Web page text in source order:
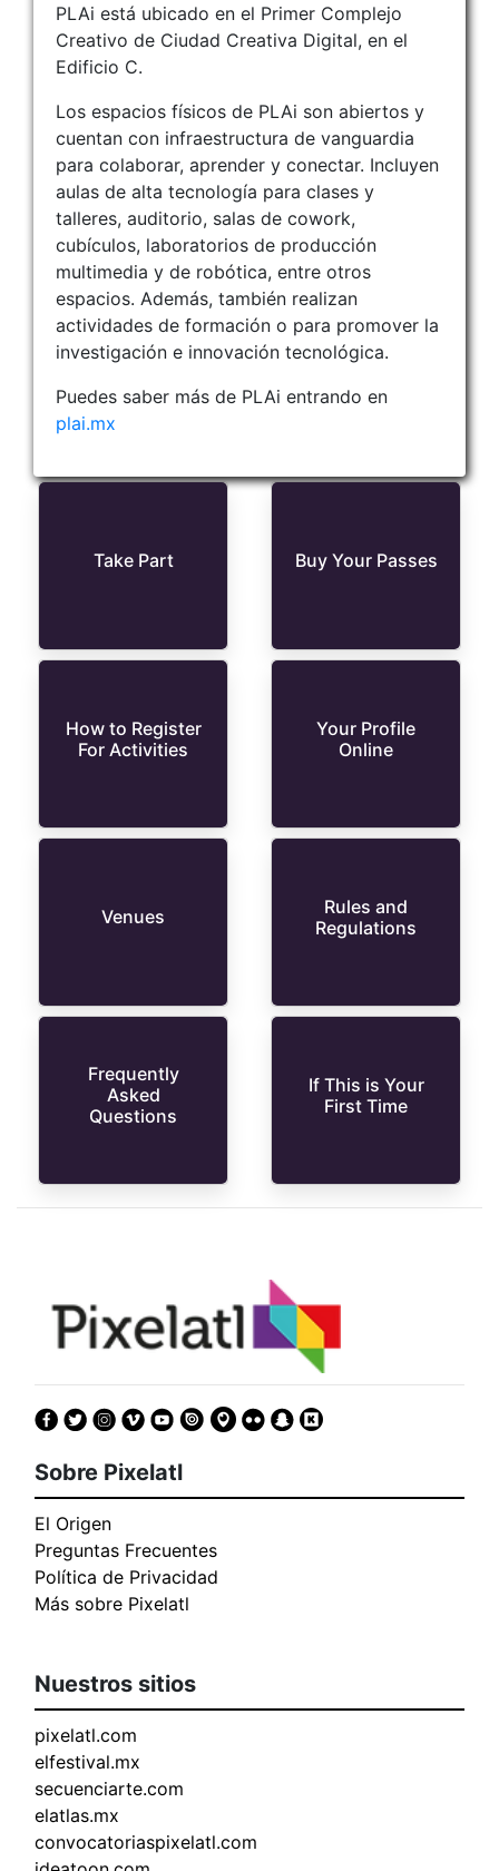
PLAi está ubicado en el Primer Complejo
Creativo de Ciudad Creativa Digital, en el
Edificio C.
Los espacios físicos de PLAi son abiertos y
cuentan con infraestructura de vanguardia
para colaborar, aprender y conectar. Incluyen
aulas de alta tecnología para clases y
talleres, auditorio, salas de cowork,
cubículos, laboratorios de producción
multimedia y de robótica, entre otros
espacios. Además, también realizan
actividades de formación o para promover la
investigación e innovación tecnológica.
Puedes saber más de PLAi entrando en
plai.mx
Take Part Buy Your Passes
How to Register
For Activities
Your Profile
Online
Venues
Rules and
Regulations
Frequently
Asked
Questions
If This is Your
First Time
Sobre Pixelatl
El Origen
Preguntas Frecuentes
Política de Privacidad
Más sobre Pixelatl
Nuestros sitios
pixelatl.com
elfestival.mx
secuenciarte.com
elatlas.mx
convocatoriaspixelatl.com